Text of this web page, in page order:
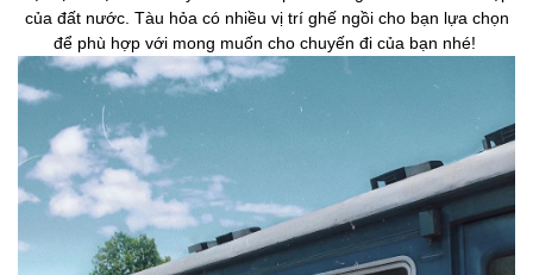
của đất nước. Tàu hỏa có nhiều vị trí ghế ngồi cho bạn lựa chọn
để phù hợp với mong muốn cho chuyến đi của bạn nhé!